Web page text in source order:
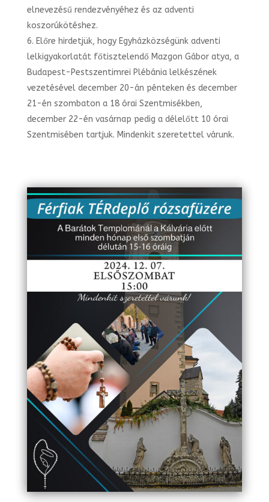
elnevezésű rendezvényéhez és az adventi
koszorúkötéshez.
Előre hirdetjük, hogy Egyházközségünk adventi
lelkigyakorlatát főtisztelendő Mazgon Gábor atya, a
Budapest-Pestszentimrei Plébánia lelkészének
vezetésével december 20-án pénteken és december
21-én szombaton a 18 órai Szentmisékben,
december 22-én vasárnap pedig a délelőtt 10 órai
Szentmisében tartjuk. Mindenkit szeretettel várunk.